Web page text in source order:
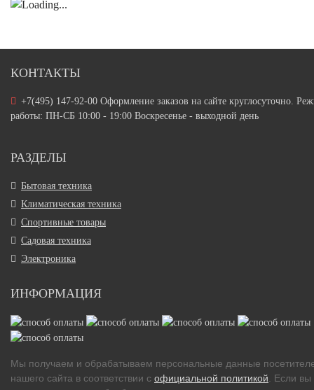
КОНТАКТЫ
+7(495) 147-92-00 Оформление заказов на сайте круглосуточно.
работы: ПН-СБ 10:00 - 19:00 Воскресенье - выходной день
РАЗДЕЛЫ
Бытовая техника
Климатическая техника
Спортивные товары
Садовая техника
Электроника
ИНФОРМАЦИЯ
Мы получаем и обрабатываем персональные данные
нашего сайта в соответствии с официальной политикой. Если вы